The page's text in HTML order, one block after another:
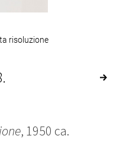
risoluzione
, 1950 ca.